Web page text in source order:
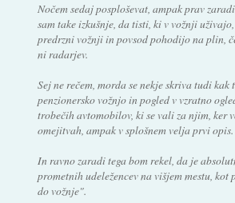
Nočem sedaj posploševat, ampak prav
sam take izkušnje, da tisti, ki v vožnji
predrzni vožnji in povsod pohodijo na plin,
ni radarjev.
Sej ne rečem, morda se nekje skriva tudi
penzionersko vožnjo in pogled v vzratno
trobečih avtomobilov, ki se vali za njim, ker
omejitvah, ampak v splošnem velja prvi opis.
In ravno zaradi tega bom rekel, da je
prometnih udeležencev na višjem mestu, kot
do vožnje".